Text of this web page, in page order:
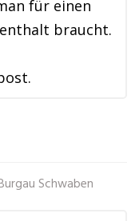
für einen
braucht.
Schwaben